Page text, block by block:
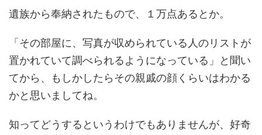
遺族から奉納されたもので、１万点あるとか。
「その部屋に、写真が収められている人のリストが
置かれていて調べられるようになっている」と聞い
てから、もしかしたらその親戚の顔くらいはわかる
かと思いましてね。
知ってどうするというわけでもありませんが、好奇